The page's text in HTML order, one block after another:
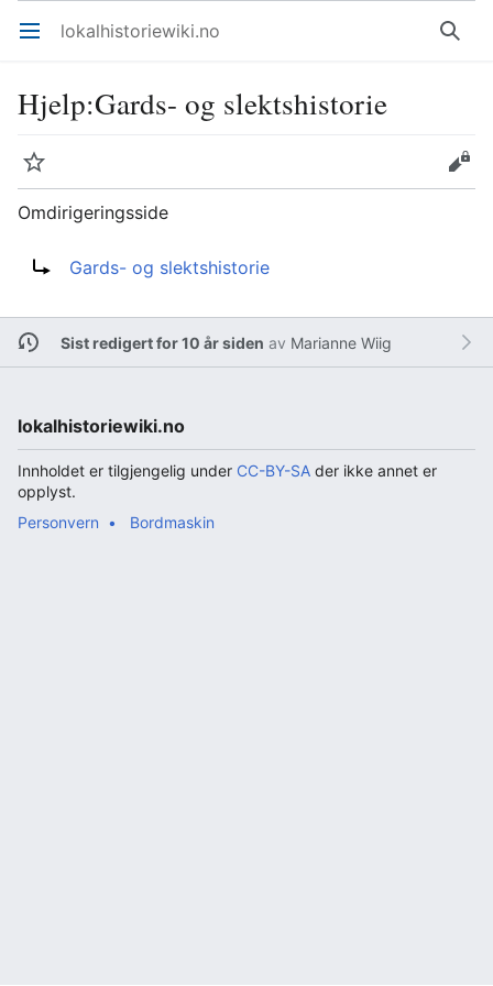
Åpne hovedmenyen lokalhistoriewiki.no Søk
Hjelp:Gards- og slektshistorie
Overvåk
Rediger
Omdirigeringsside
Gards- og slektshistorie
Sist redigert for 10 år siden av Marianne Wiig
lokalhistoriewiki.no
Innholdet er tilgjengelig under CC-BY-SA der ikke annet er
opplyst.
Personvern
Bordmaskin